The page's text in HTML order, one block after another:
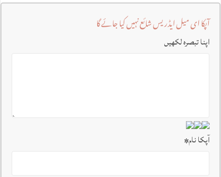
آپکا ای میل ایڈریس شائع نہیں کیا جائے گا
اپنا تبصرہ لکھیں
آپکا نام*